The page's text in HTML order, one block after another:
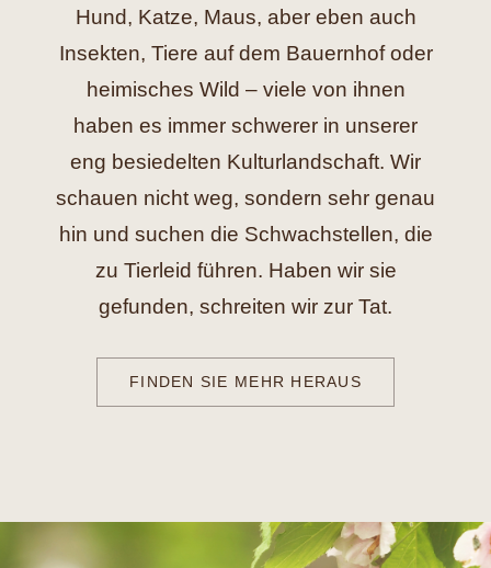
Spenden
Suche
nach:
Hund, Katze, Maus, aber eben auch
Insekten, Tiere auf dem Bauernhof oder
heimisches Wild – viele von ihnen
haben es immer schwerer in unserer
eng besiedelten Kulturlandschaft. Wir
schauen nicht weg, sondern sehr genau
hin und suchen die Schwachstellen, die
zu Tierleid führen. Haben wir sie
gefunden, schreiten wir zur Tat.
FINDEN SIE MEHR HERAUS